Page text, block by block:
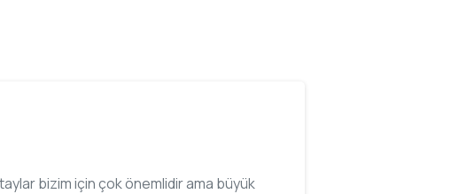
bizim için çok önemlidir ama büyük